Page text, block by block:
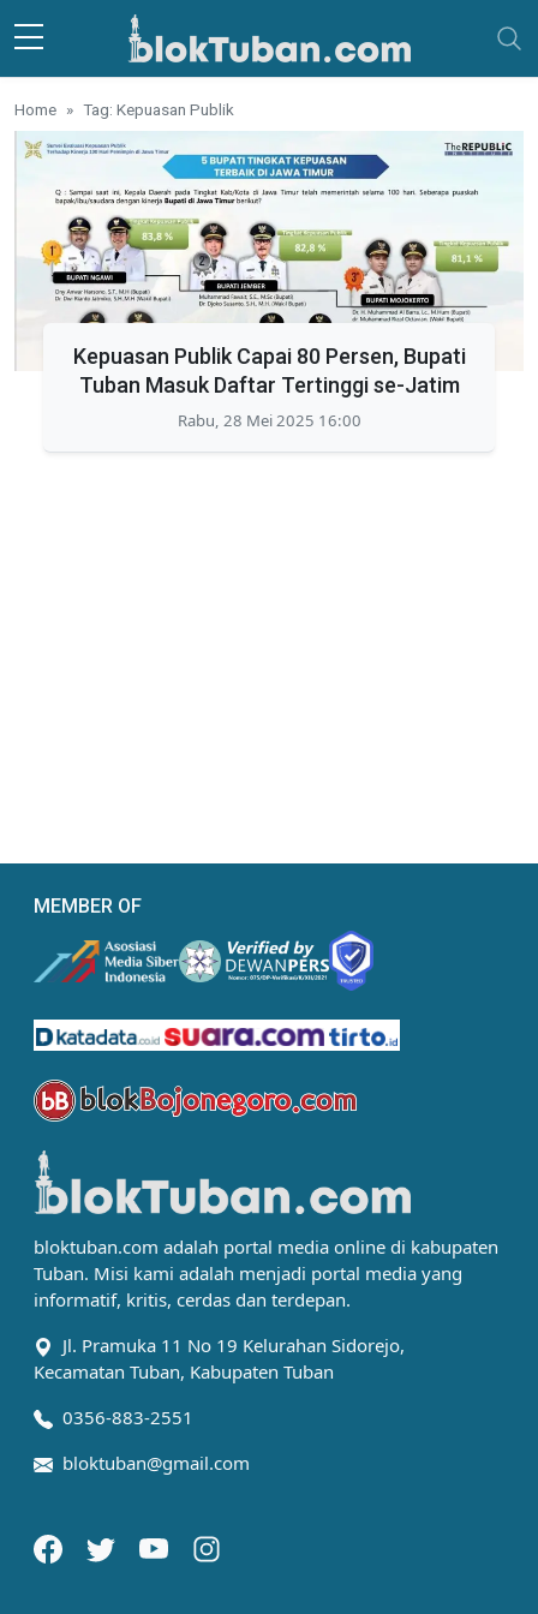
Skip to main content
Home Tag: Kepuasan Publik
Kepuasan Publik Capai 80 Persen, Bupati
Tuban Masuk Daftar Tertinggi se-Jatim
Rabu, 28 Mei 2025 16:00
MEMBER OF
bloktuban.com adalah portal media online di kabupaten
Tuban. Misi kami adalah menjadi portal media yang
informatif, kritis, cerdas dan terdepan.
Jl. Pramuka 11 No 19 Kelurahan Sidorejo,
Kecamatan Tuban, Kabupaten Tuban
0356-883-2551
bloktuban@gmail.com